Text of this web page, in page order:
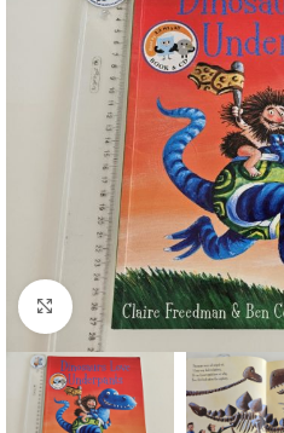
Faceți click pentru a mări